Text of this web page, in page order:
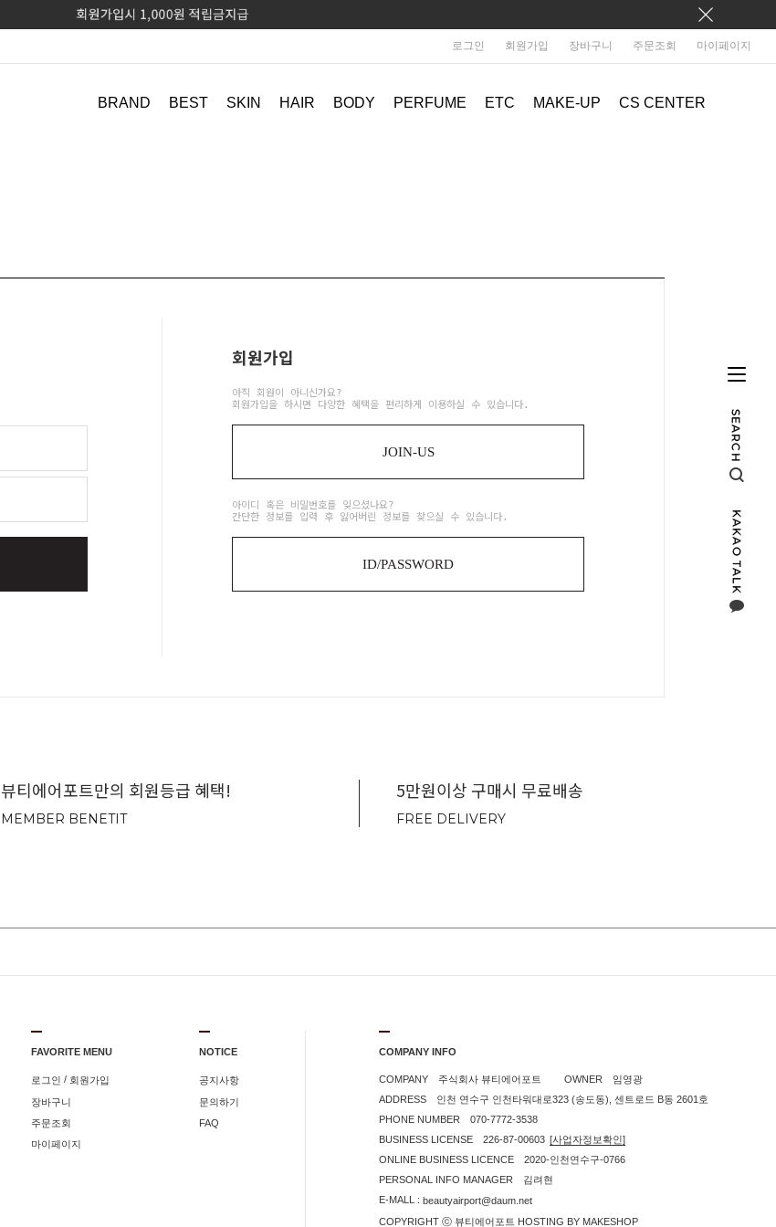
로그인 회원가입 장바구니 주문조회 마이페이지
BRAND BEST SKIN HAIR BODY PERFUME ETC MAKE-UP CS CENTER
회원가입
아직 회원이 아니신가요?
회원가입을 하시면 다양한 혜택을 편리하게 이용하실 수 있습니다.
JOIN-US
아이디 혹은 비밀번호를 잊으셨나요?
간단한 정보를 입력 후 잃어버린 정보를 찾으실 수 있습니다.
ID/PASSWORD
뷰티에어포트만의 회원등급 혜택!
MEMBER BENETIT
5만원이상 구매시 무료배송
FREE DELIVERY
FAVORITE MENU
로그인 / 회원가입
장바구니
주문조회
마이페이지
NOTICE
공지사항
문의하기
FAQ
COMPANY INFO
COMPANY 주식회사 뷰티에어포트 OWNER 임영광
ADDRESS 인천 연수구 인천타워대로323 (송도동), 센트로드 B동 2601호
PHONE NUMBER 070-7772-3538
BUSINESS LICENSE 226-87-00603 [사업자정보확인]
ONLINE BUSINESS LICENCE 2020-인천연수구-0766
PERSONAL INFO MANAGER 김려현
E-MALL : beautyairport@daum.net
COPYRIGHT ⓒ 뷰티에어포트 HOSTING BY MAKESHOP